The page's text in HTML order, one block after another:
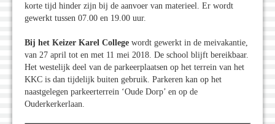
korte tijd hinder zijn bij de aanvoer van materieel. Er wordt
gewerkt tussen 07.00 en 19.00 uur.
Bij het Keizer Karel College wordt gewerkt in de meivakantie,
van 27 april tot en met 11 mei 2018. De school blijft bereikbaar.
Het westelijk deel van de parkeerplaatsen op het terrein van het
KKC is dan tijdelijk buiten gebruik. Parkeren kan op het
naastgelegen parkeerterrein ‘Oude Dorp’ en op de
Ouderkerkerlaan.